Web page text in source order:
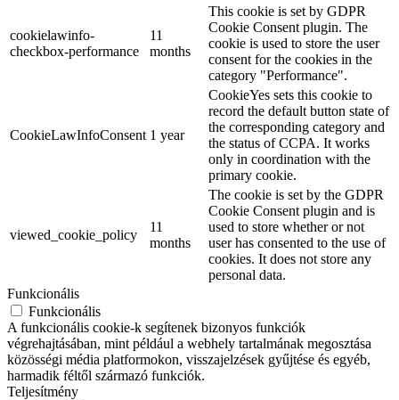
cookielawinfo-
checkbox-performance
11
months
This cookie is set by GDPR
Cookie Consent plugin. The
cookie is used to store the user
consent for the cookies in the
category "Performance".
CookieLawInfoConsent 1 year
CookieYes sets this cookie to
record the default button state of
the corresponding category and
the status of CCPA. It works
only in coordination with the
primary cookie.
viewed_cookie_policy
11
months
The cookie is set by the GDPR
Cookie Consent plugin and is
used to store whether or not
user has consented to the use of
cookies. It does not store any
personal data.
Funkcionális
Funkcionális
A funkcionális cookie-k segítenek bizonyos funkciók
végrehajtásában, mint például a webhely tartalmának megosztása
közösségi média platformokon, visszajelzések gyűjtése és egyéb,
harmadik féltől származó funkciók.
Teljesítmény